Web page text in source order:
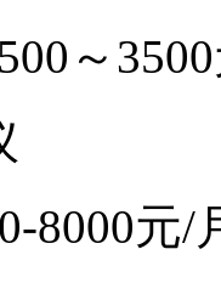
～
8000元/